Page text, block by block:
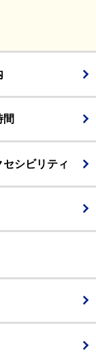
間
セシビリティ